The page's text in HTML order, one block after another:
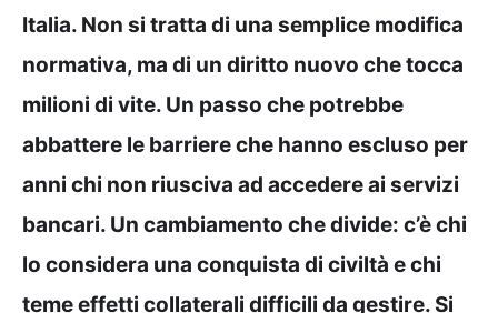
Italia. Non si tratta di una semplice modifica
normativa, ma di un diritto nuovo che tocca
milioni di vite. Un passo che potrebbe
abbattere le barriere che hanno escluso per
anni chi non riusciva ad accedere ai servizi
bancari. Un cambiamento che divide: c’è chi
lo considera una conquista di civiltà e chi
teme effetti collaterali difficili da gestire. Si